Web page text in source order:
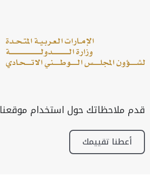
قدم ملاحظاتك حول استخدام موقعنا
أعطنا تقييمك